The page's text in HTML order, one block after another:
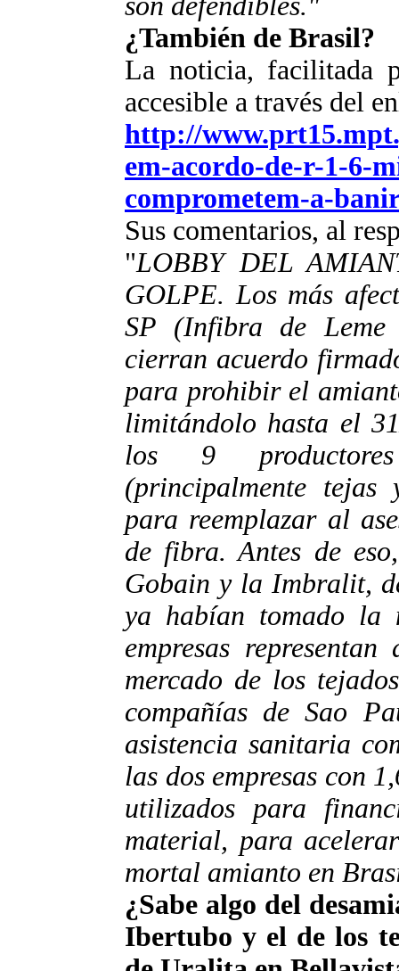
¿También de Brasil?
La noticia, facilitada
accesible a través del
http://
em-acordo-de-r-1-6-
comprometem-a-
Sus comentarios, al
"LOBBY DEL
GOLPE. Los más
SP (Infibra de
cierran acuerdo
para prohibir el
limitándolo hasta el
los 9
(principalmente
para reemplazar al
de fibra. Antes de
Gobain y la Imbralit,
ya habían tomado la
empresas
mercado de los
compañías de Sao
asistencia sanitaria
las dos empresas con
utilizados para
material, para
mortal amianto en
¿Sabe algo del
Ibertubo y el de los